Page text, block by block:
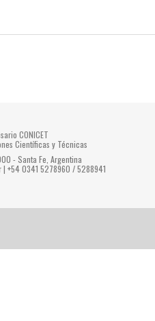
CONICET
Científicas y Técnicas
- Santa Fe, Argentina
+54 0341 5278960 / 5288941